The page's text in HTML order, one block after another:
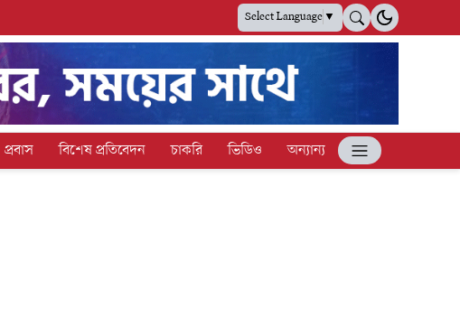
Select Language▼
প্রবাস বিশেষ প্রতিবেদন চাকরি ভিডিও অন্যান্য